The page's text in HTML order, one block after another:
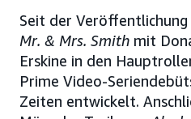
Seit der
Mr. & Mrs. Smith mit
Erskine in den
Prime Video-
Zeiten entwickelt.